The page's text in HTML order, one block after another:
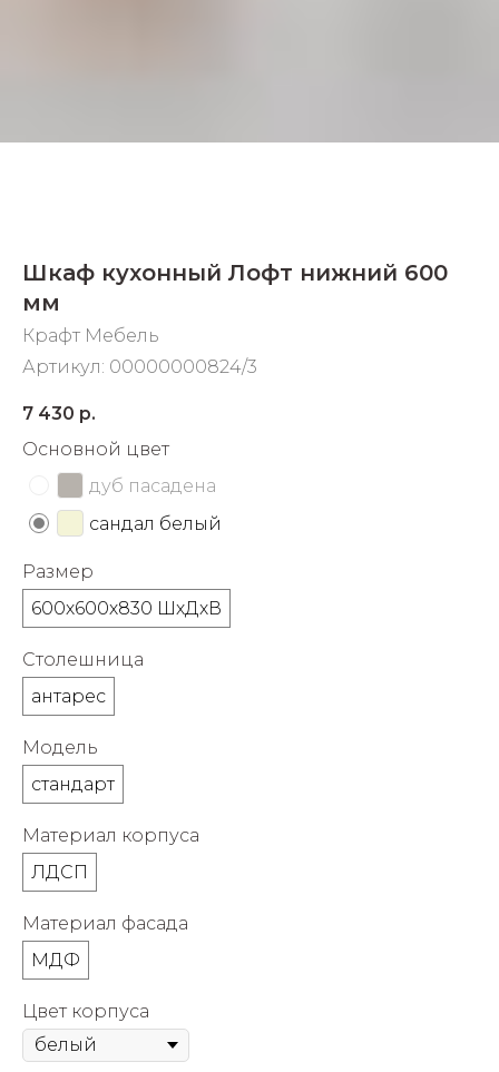
Шкаф кухонный Лофт нижний 600
мм
Крафт Мебель
Артикул: 00000000824/3
7 430 р.
Основной цвет
дуб пасадена
сандал белый
Размер
600х600х830 ШхДхВ
Столешница
антарес
Модель
стандарт
Материал корпуса
ЛДСП
Материал фасада
МДФ
Цвет корпуса
Оплачивайте сегодня только
выбранный способом
Оставшиеся
списыватьсяс вашей карты
Подробнее
об оплате Плайтом